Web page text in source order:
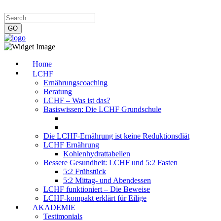
Home
LCHF
Ernährungscoaching
Beratung
LCHF – Was ist das?
Basiswissen: Die LCHF Grundschule
Die LCHF-Ernährung ist keine Reduktionsdiät
LCHF Ernährung
Kohlenhydrattabellen
Bessere Gesundheit: LCHF und 5:2 Fasten
5:2 Frühstück
5:2 Mittag- und Abendessen
LCHF funktioniert – Die Beweise
LCHF-kompakt erklärt für Eilige
AKADEMIE
Testimonials